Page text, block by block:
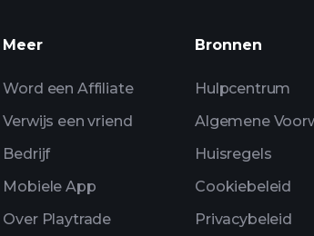
Watchlists
Meer
Word een Affiliate
Verwijs een vriend
Bedrijf
Mobiele App
Over Playtrade
Bronnen
Hulpcentrum
Algemene
Huisregels
Cookiebeleid
Privacybeleid